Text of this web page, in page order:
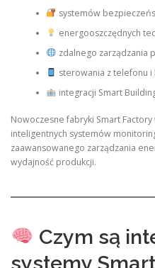
systemów
energooszczędnych
zdalnego zarządzania
sterowania z telefonu i
integracji Smart
Nowoczesne fabryki Smart
inteligentnych systemów
zaawansowanego zarządzania
wydajność produkcji.
Czym są
systemy